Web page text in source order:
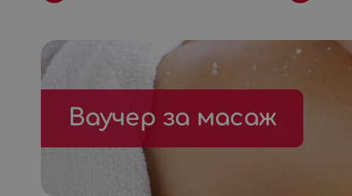
Ваучер за масаж